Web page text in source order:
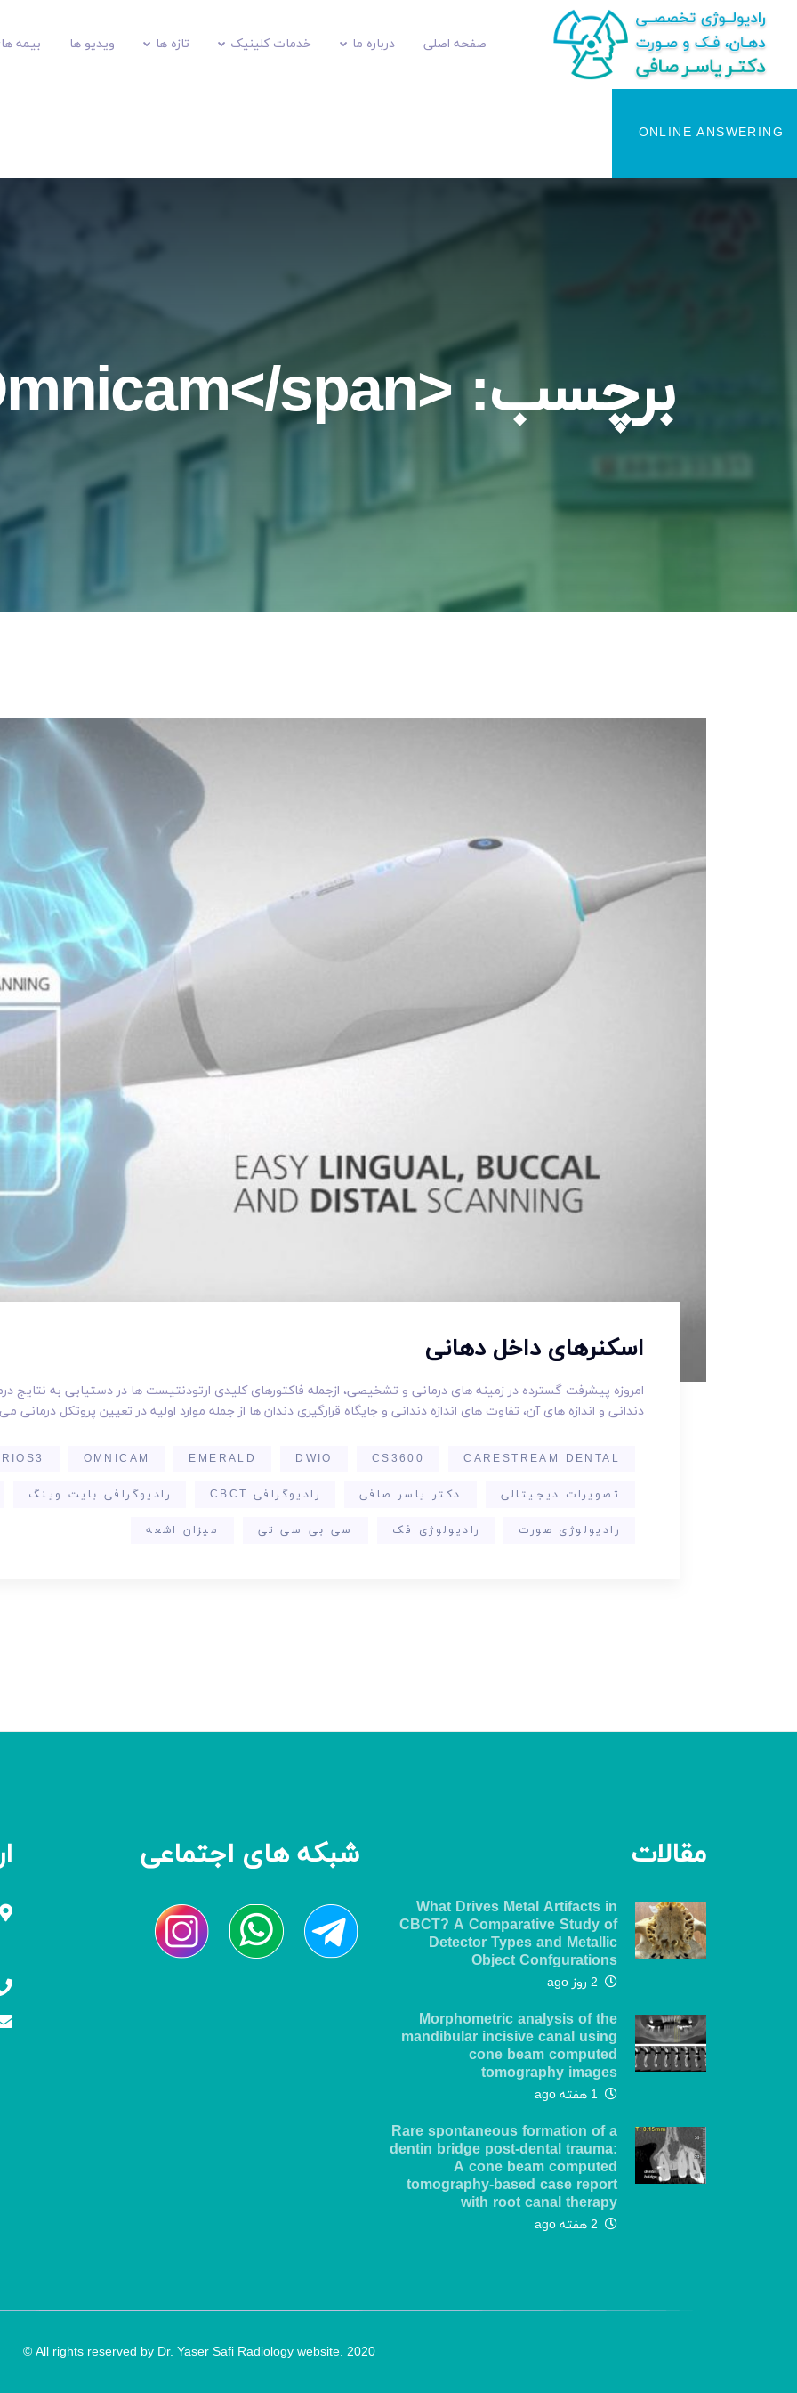
صفحه اصلی درباره ما خدمات کلینیک تازه ها ویدیو ها بیمه
ONLINE ANSWERING
برچسب: <span>Omnicam</span>
اسکنرهای داخل دهانی
امروزه پیشرفت گسترده در زمینه های درمانی و تشخیصی، ازجمله فاکتورهای کلیدی ارتودنتیست ها در دستیابی به
دندانی و اندازه های آن، تفاوت های اندازه دندانی و جایگاه قرارگیری دندان ها از جمله موارد اولیه در تعیین پروتکل
CARESTREAM DENTAL
CS3600
DWIO
EMERALD
OMNICAM
تصویرات دیجیتالی دکتر یاسر صافی رادیوگرافی CBCT رادیوگرافی بایت وینگ
رادیولوژی صورت رادیولوژی فک سی بی سی تی میزان اشعه
مقالات
What Drives Metal Artifacts in
CBCT? A Comparative Study of
Detector Types and Metallic
Object Confgurations
2 روز ago
Morphometric analysis of the
mandibular incisive canal using
cone beam computed
tomography images
1 هفته ago
Rare spontaneous formation of a
dentin bridge post-dental trauma:
A cone beam computed
tomography-based case report
with root canal therapy
2 هفته ago
شبکه های اجتماعی
All rights reserved by Dr. Yaser Safi Radiology website. 2020 ©